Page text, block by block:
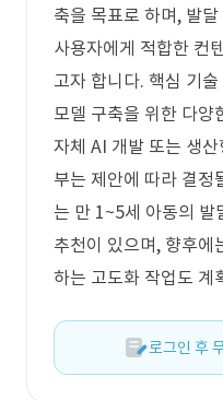
축을 목표로 하며, 발
사용자에게 적합한 컨
고자 합니다. 핵심 기
모델 구축을 위한 다양
자체 AI 개발 또는 생
부는 제안에 따라 결정
는 만 1~5세 아동의 발
추천이 있으며, 향후에
하는 고도화 작업도 계
로그인 후